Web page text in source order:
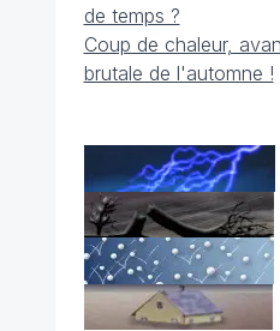
de temps ?
Coup de chaleur,
brutale de l'automne !